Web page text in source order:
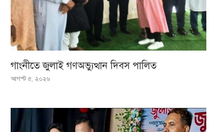
‎গাংনীতে জুলাই গণঅভ্যুত্থান দিবস পালিত
আগস্ট ৫, ২০২৬